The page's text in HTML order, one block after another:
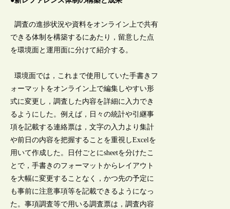
調査の進捗状況や資料をオンライン上で共有
できる体制を構築するにあたり，留意した点
を環境面と運用面に分けて紹介する。
環境面では，これまで使用していた手書きフ
ォーマットをオンライン上で編集しやすい形
式に変更し，調査した内容を詳細に入力でき
るようにした。例えば，日々の統計や引継事
項を記載する連絡票は，文字の入力より集計
や前日の内容を把握することを重視しExcelを
用いて作成した。日付ごとにsheetを分けたこ
とで，手書きのフォーマットからレイアウト
を大幅に変更することなく，かつ先の予定に
も事前に注意事項等を記載できるようになっ
た。事項調査等で用いる調査票は，調査内容